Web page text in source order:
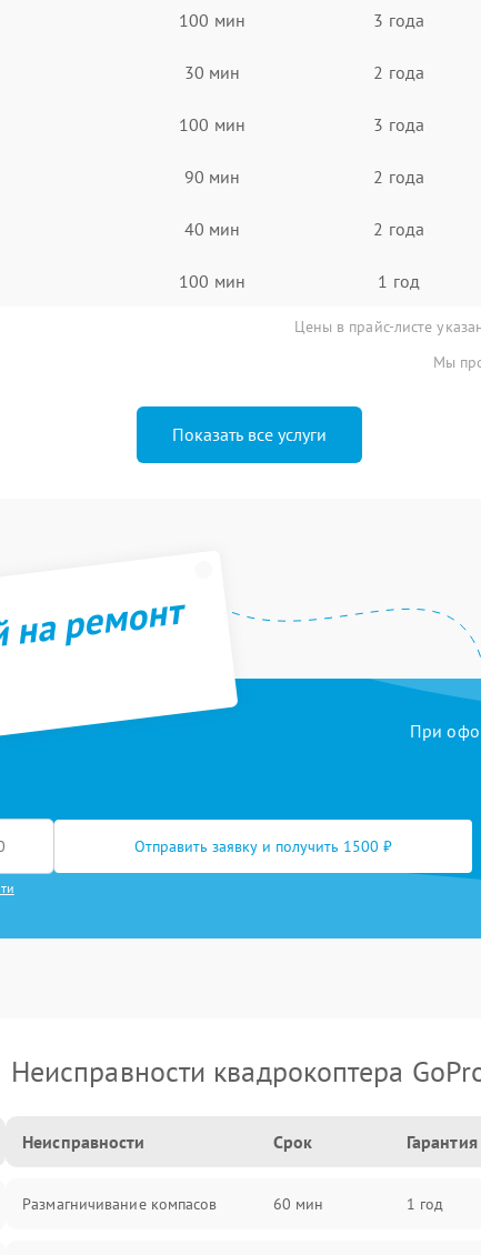
100 мин 3 года
30 мин 2 года
100 мин 3 года
90 мин 2 года
40 мин 2 года
100 мин 1 год
Цены в прайс-листе
Мы
Показать все услуги
ремонт
При
Отправить заявку и получить 1500 ₽
Неисправности квадрокоптера
Неисправности Срок Гарантия
Размагничивание компасов 60 мин 1 год